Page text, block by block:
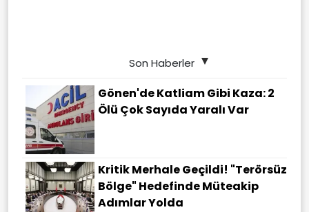
Son Haberler
Gönen'de Katliam Gibi Kaza: 2
Ölü Çok Sayıda Yaralı Var
Kritik Merhale Geçildi! "Terörsüz
Bölge" Hedefinde Müteakip
Adımlar Yolda